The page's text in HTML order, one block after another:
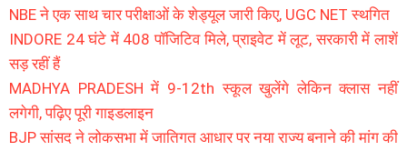
NBE ने एक साथ चार परीक्षाओं के शेड्यूल जारी किए, UGC NET स्थगित
INDORE 24 घंटे में 408 पॉजिटिव मिले, प्राइवेट में लूट, सरकारी में लाशें
सड़ रहीं हैं
MADHYA PRADESH में 9-12th स्कूल खुलेंगे लेकिन क्लास नहीं
लगेगी, पढ़िए पूरी गाइडलाइन
BJP सांसद ने लोकसभा में जातिगत आधार पर नया राज्य बनाने की मांग की